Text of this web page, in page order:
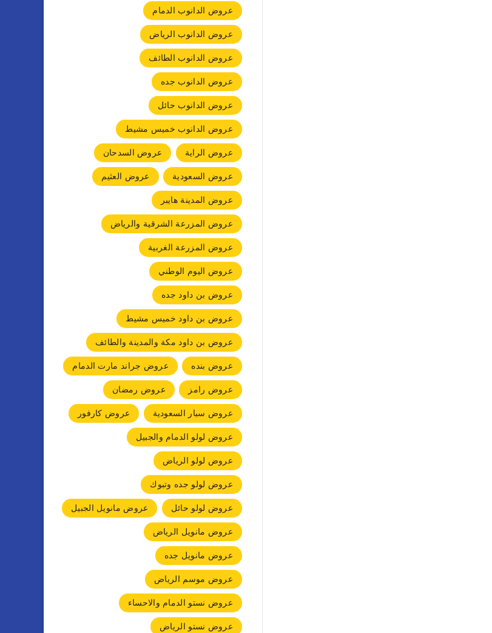
عروض الدانوب الدمام
عروض الدانوب الرياض
عروض الدانوب الطائف
عروض الدانوب جده
عروض الدانوب حائل
عروض الدانوب خميس مشيط
عروض الراية
عروض السدحان
عروض السعودية
عروض العثيم
عروض المدينة هايبر
عروض المزرعة الشرقية والرياض
عروض المزرعة الغربية
عروض اليوم الوطني
عروض بن داود جده
عروض بن داود خميس مشيط
عروض بن داود مكة والمدينة والطائف
عروض بنده
عروض جراند مارت الدمام
عروض رامز
عروض رمضان
عروض سبار السعودية
عروض كارفور
عروض لولو الدمام والجبيل
عروض لولو الرياض
عروض لولو جده وتبوك
عروض لولو حائل
عروض مانويل الجبيل
عروض مانويل الرياض
عروض مانويل جده
عروض موسم الرياض
عروض نستو الدمام والاحساء
عروض نستو الرياض